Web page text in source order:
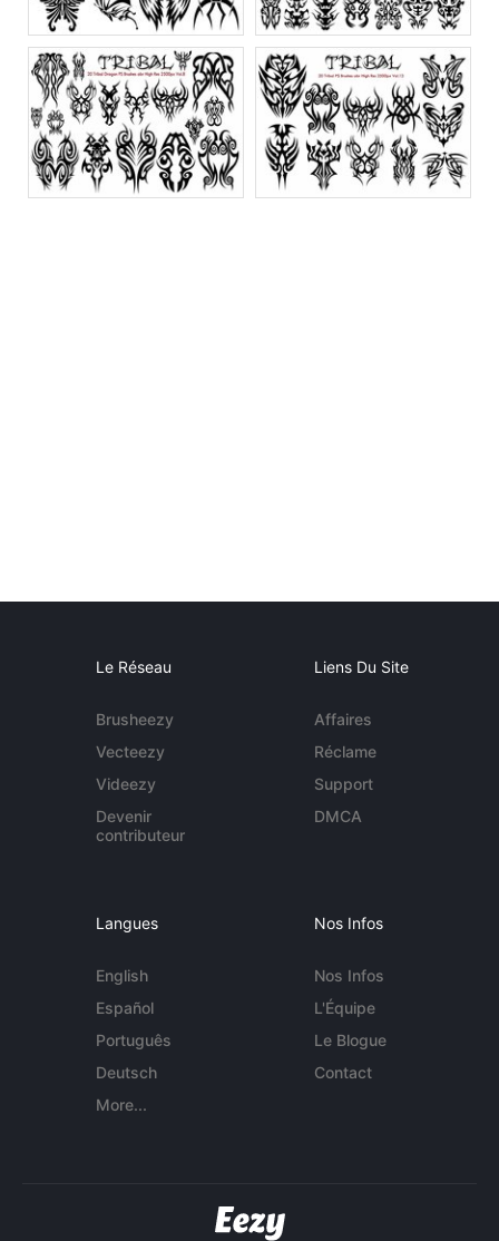
Le Réseau
Brusheezy
Vecteezy
Videezy
Devenir
contributeur
Liens Du Site
Affaires
Réclame
Support
DMCA
Langues
English
Español
Português
Deutsch
More...
Nos Infos
Nos Infos
L'Équipe
Le Blogue
Contact